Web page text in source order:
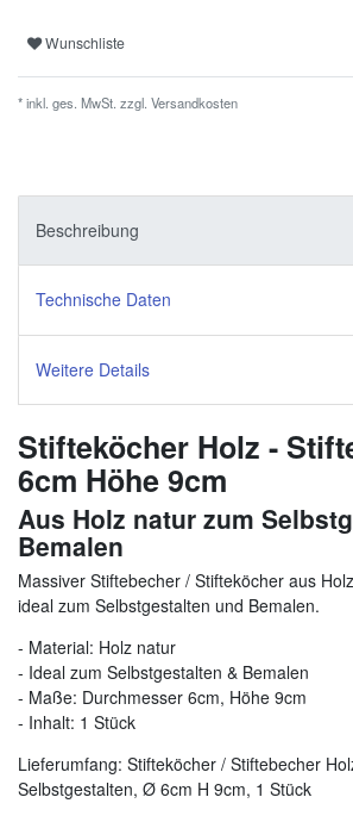
Wunschliste
* inkl. ges. MwSt. zzgl. Versandkosten
Beschreibung
Technische Daten
Weitere Details
Stifteköcher Holz -
6cm Höhe 9cm
Aus Holz natur zum
Bemalen
Massiver Stiftebecher / Stifteköcher aus
ideal zum Selbstgestalten und Bemalen.
- Material: Holz natur
- Ideal zum Selbstgestalten & Bemalen
- Maße: Durchmesser 6cm, Höhe 9cm
- Inhalt: 1 Stück
Lieferumfang: Stifteköcher / Stiftebecher
Selbstgestalten, Ø 6cm H 9cm, 1 Stück